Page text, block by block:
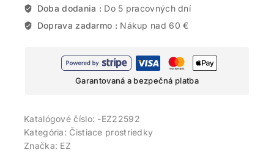
Doba dodania : Do 5 pracovných dní
Doprava zadarmo : Nákup nad 60 €
Garantovaná a bezpečná platba
Katalógové číslo: -EZ22592
Kategória: Čistiace prostriedky
Značka: EZ